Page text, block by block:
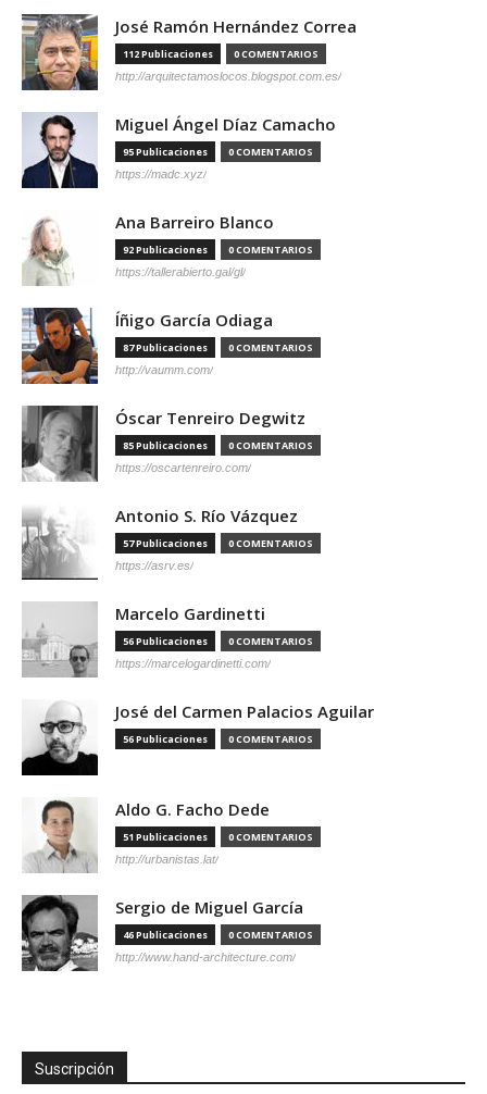
José Ramón Hernández Correa
112 Publicaciones 0 COMENTARIOS
http://arquitectamoslocos.blogspot.com.es/
Miguel Ángel Díaz Camacho
95 Publicaciones 0 COMENTARIOS
https://madc.xyz/
Ana Barreiro Blanco
92 Publicaciones 0 COMENTARIOS
https://tallerabierto.gal/gl/
Íñigo García Odiaga
87 Publicaciones 0 COMENTARIOS
http://vaumm.com/
Óscar Tenreiro Degwitz
85 Publicaciones 0 COMENTARIOS
https://oscartenreiro.com/
Antonio S. Río Vázquez
57 Publicaciones 0 COMENTARIOS
https://asrv.es/
Marcelo Gardinetti
56 Publicaciones 0 COMENTARIOS
https://marcelogardinetti.com/
José del Carmen Palacios Aguilar
56 Publicaciones 0 COMENTARIOS
Aldo G. Facho Dede
51 Publicaciones 0 COMENTARIOS
http://urbanistas.lat/
Sergio de Miguel García
46 Publicaciones 0 COMENTARIOS
http://www.hand-architecture.com/
Suscripción